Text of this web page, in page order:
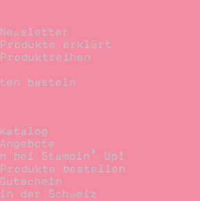
Produkte erklärt
basteln
bei Stampin’ Up!
bestellen
der Schweiz